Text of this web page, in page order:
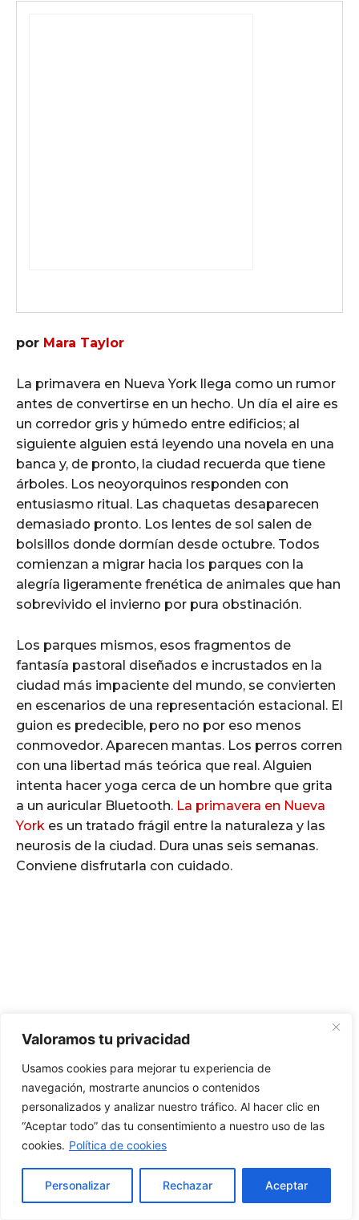
Valoramos tu privacidad
Usamos cookies para mejorar tu experiencia de
navegación, mostrarte anuncios o contenidos
personalizados y analizar nuestro tráfico. Al hacer clic en
“Aceptar todo” das tu consentimiento a nuestro uso de las
cookies. Política de cookies
Personalizar Rechazar Aceptar